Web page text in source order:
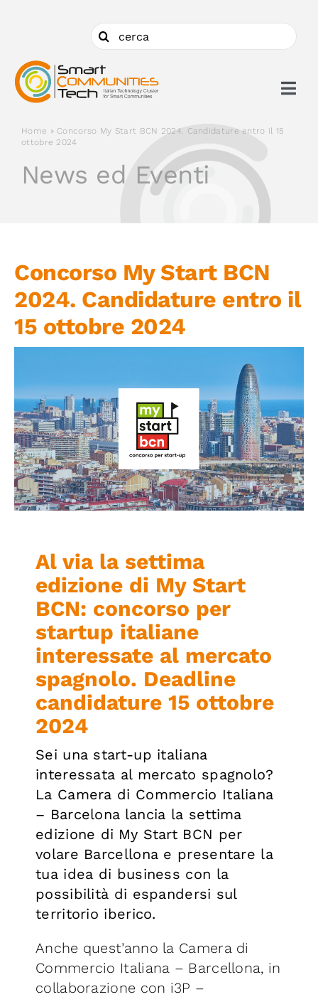
Cerca
per:
Chi siamo
Cosa facciamo
Ambiti
Iniziative
Contatti
Piattaforma First
Home » Concorso My Start BCN 2024. Candidature entro il 15
ottobre 2024
News ed Eventi
Concorso My Start BCN
2024. Candidature entro il
15 ottobre 2024
Al via la settima
edizione di My Start
BCN: concorso per
startup italiane
interessate al mercato
spagnolo. Deadline
candidature 15 ottobre
2024
Sei una start-up italiana
interessata al mercato spagnolo?
La Camera di Commercio Italiana
– Barcelona lancia la settima
edizione di My Start BCN per
volare Barcellona e presentare la
tua idea di business con la
possibilità di espandersi sul
territorio iberico.
Anche quest’anno la Camera di
Commercio Italiana – Barcellona, in
collaborazione con i3P –